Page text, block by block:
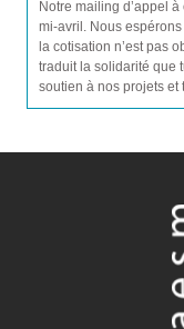
Notre mailing d’appel
mi-avril. Nous
la cotisation n’est pas
traduit la solidarité que
soutien à nos projets